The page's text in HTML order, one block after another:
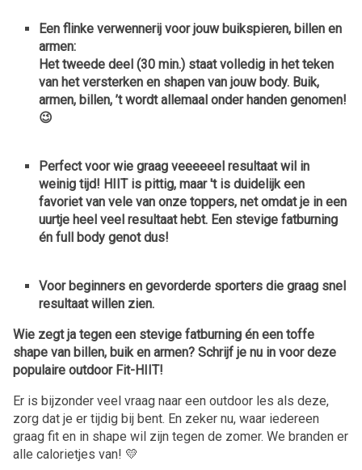
Een flinke verwennerij voor jouw buikspieren, billen en
armen:
Het tweede deel (30 min.) staat volledig in het teken
van het versterken en shapen van jouw body. Buik,
armen, billen, ’t wordt allemaal onder handen genomen!
😉
Perfect voor wie graag veeeeeel resultaat wil in
weinig tijd! HIIT is pittig, maar 't is duidelijk een
favoriet van vele van onze toppers, net omdat je in een
uurtje heel veel resultaat hebt. Een stevige fatburning
én full body genot dus!
Voor beginners en gevorderde sporters die graag snel
resultaat willen zien.
Wie zegt ja tegen een stevige fatburning én een toffe
shape van billen, buik en armen? Schrijf je nu in voor deze
populaire outdoor Fit-HIIT!
Er is bijzonder veel vraag naar een outdoor les als deze,
zorg dat je er tijdig bij bent. En zeker nu, waar iedereen
graag fit en in shape wil zijn tegen de zomer. We branden er
alle calorietjes van! 💛